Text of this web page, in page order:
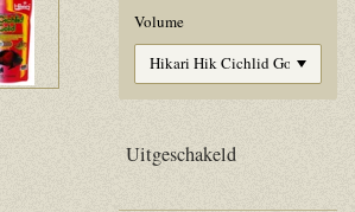
Volume
Uitgeschakeld